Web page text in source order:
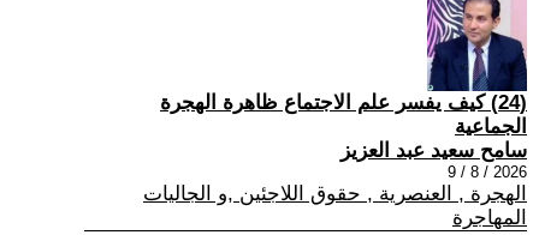
(24) كيف يفسر علم الاجتماع ظاهرة الهجرة
الجماعية
سامح سعيد عبد العزيز
2026 / 8 / 9
الهجرة , العنصرية , حقوق اللاجئين ,و الجاليات
المهاجرة